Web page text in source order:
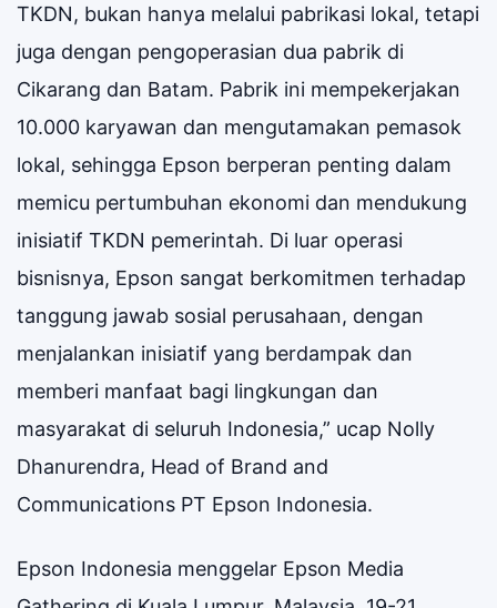
TKDN, bukan hanya melalui pabrikasi lokal, tetapi
juga dengan pengoperasian dua pabrik di
Cikarang dan Batam. Pabrik ini mempekerjakan
10.000 karyawan dan mengutamakan pemasok
lokal, sehingga Epson berperan penting dalam
memicu pertumbuhan ekonomi dan mendukung
inisiatif TKDN pemerintah. Di luar operasi
bisnisnya, Epson sangat berkomitmen terhadap
tanggung jawab sosial perusahaan, dengan
menjalankan inisiatif yang berdampak dan
memberi manfaat bagi lingkungan dan
masyarakat di seluruh Indonesia,” ucap Nolly
Dhanurendra, Head of Brand and
Communications PT Epson Indonesia.
Epson Indonesia menggelar Epson Media